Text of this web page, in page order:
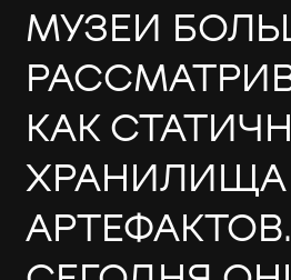
МУЗЕИ
КАК
ХРАНИЛИЩА
АРТЕФАКТОВ.